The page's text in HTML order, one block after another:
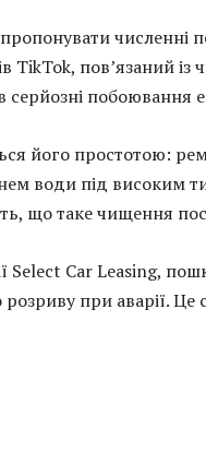
численні
TikTok, пов’язаний
побоювання
його простотою:
води під високим
що таке чищення
Select Car Leasing,
при аварії. Це